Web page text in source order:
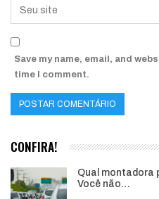
Save my name, email, and
time I comment.
CONFIRA!
Qual montadora
Você não…